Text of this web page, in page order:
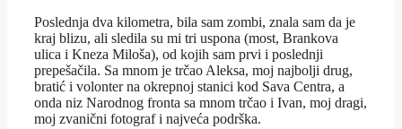
Poslednja dva kilometra, bila sam zombi, znala sam da je
kraj blizu, ali sledila su mi tri uspona (most, Brankova
ulica i Kneza Miloša), od kojih sam prvi i poslednji
prepešačila. Sa mnom je trčao Aleksa, moj najbolji drug,
bratić i volonter na okrepnoj stanici kod Sava Centra, a
onda niz Narodnog fronta sa mnom trčao i Ivan, moj dragi,
moj zvanični fotograf i najveća podrška.